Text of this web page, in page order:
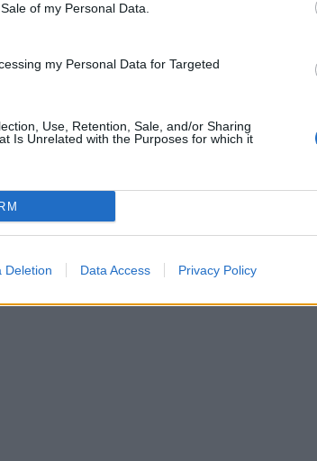
of my Personal Data.
my Personal Data for Targeted
Use, Retention, Sale, and/or Sharing
Is Unrelated with the Purposes for which it
Deletion Data Access Privacy Policy